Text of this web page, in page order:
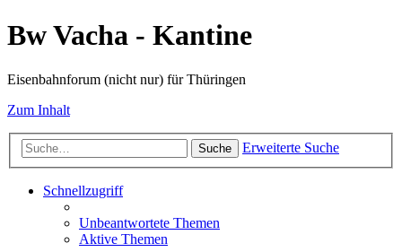
Bw Vacha - Kantine
Eisenbahnforum (nicht nur) für Thüringen
Zum Inhalt
Suche Erweiterte Suche
Schnellzugriff
Unbeantwortete Themen
Aktive Themen